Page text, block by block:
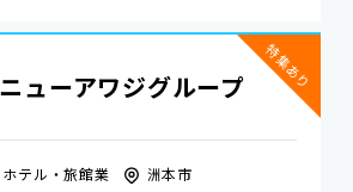
ューアワジグループ
ホテル・旅館業 洲本市
特集あり